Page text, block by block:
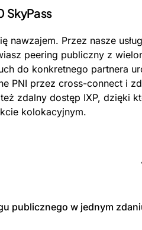
SkyPass
nawzajem. Przez nasze
peering publiczny z
do konkretnego partnera
PNI przez cross-connect i
zdalny dostęp IXP, dzięki
kolokacyjnym.
publicznego w jednym